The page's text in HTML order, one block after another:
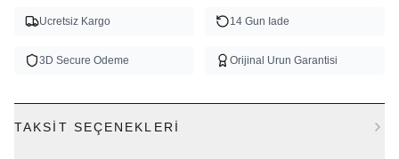
Ucretsiz Kargo 14 Gun Iade
3D Secure Odeme Orijinal Urun Garantisi
TAKSIT SEÇENEKLERI